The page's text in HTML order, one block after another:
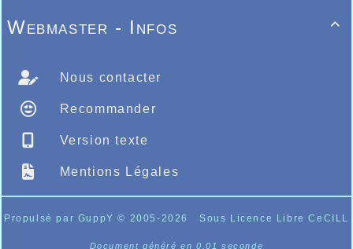

Webmaster - Infos
Nous contacter
Recommander
Version texte
Mentions Légales
Propulsé par GuppY© 2005-2026 Sous Licence Libre CeCILL
Document généré en 0.01 seconde